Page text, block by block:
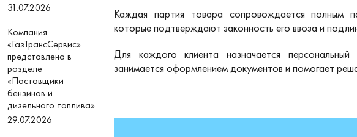
31.07.2026
Компания
«ГазТрансСервис»
представлена в
разделе
«Поставщики
бензинов и
дизельного топлива»
29.07.2026
Каждая партия товара сопровождается полным
которые подтверждают законность его ввоза и
Для каждого клиента назначается
занимается оформлением документов и помогает